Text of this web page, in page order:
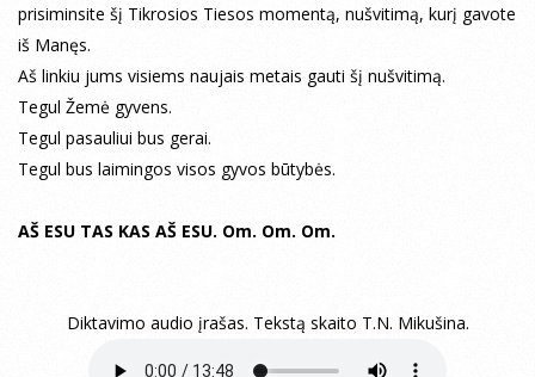
prisiminsite šį Tikrosios Tiesos momentą, nušvitimą, kurį gavote
iš Manęs.
Aš linkiu jums visiems naujais metais gauti šį nušvitimą.
Tegul Žemė gyvens.
Tegul pasauliui bus gerai.
Tegul bus laimingos visos gyvos būtybės.
AŠ ESU TAS KAS AŠ ESU. Om. Om. Om.
Diktavimo audio įrašas. Tekstą skaito T.N. Mikušina.